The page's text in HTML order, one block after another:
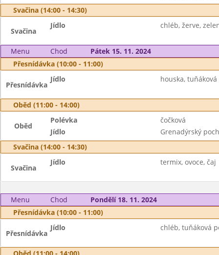
Svačina (14:00 - 14:30)
Svačina
Jídlo chléb, žerve,
Menu Chod
Pátek 15. 11. 2024
Přesnídávka (10:00 - 11:00)
Přesnídávka
Jídlo houska,
Oběd (11:00 - 14:00)
Oběd
Polévka
čočková
Jídlo
Grenadýrský
Svačina (14:00 - 14:30)
Svačina
Jídlo termix, ovoce, čaj
Menu Chod
Pondělí 18. 11. 2024
Přesnídávka (10:00 - 11:00)
Přesnídávka
Jídlo chléb, tuňáková